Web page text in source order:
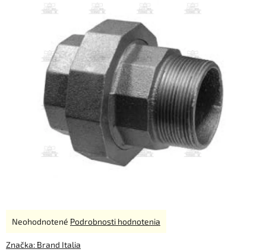
Priemerné
produktu
Neohodnotené Podrobnosti hodnotenia
Značka: Brand Italia